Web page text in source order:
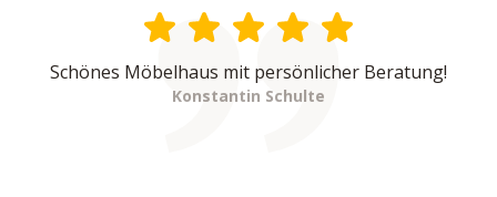
Schönes Möbelhaus mit persönlicher Beratung!
Konstantin Schulte